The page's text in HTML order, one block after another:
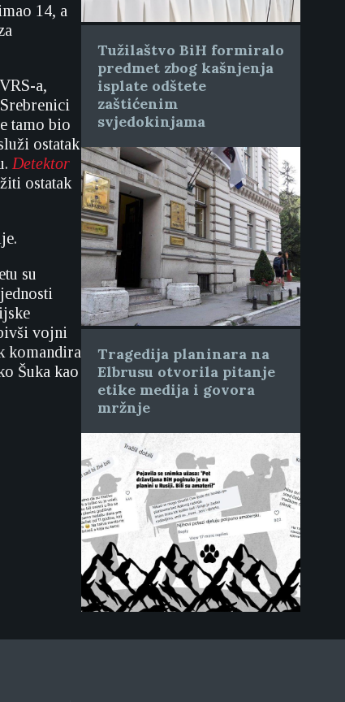
14, a
a,
tamo bio
ostatak
Detektor
ostatak
su
vojni
komandira
Šuka kao
Tužilaštvo BiH formiralo
predmet zbog kašnjenja
isplate odštete
zaštićenim
svjedokinjama
Tragedija planinara na
Elbrusu otvorila pitanje
etike medija i govora
mržnje